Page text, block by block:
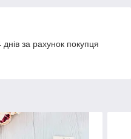
за рахунок покупця